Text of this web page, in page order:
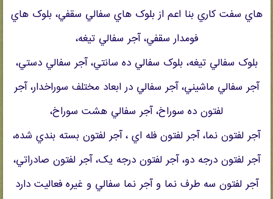
هاي سفت کاري بنا اعم از بلوک هاي سفالي سقفي، بلوک هاي
فومدار سقفي، آجر سفالي تيغه،
بلوک سفالي تيغه، بلوک سفالي ده سانتي، آجر سفالي دستي،
آجر سفالي ماشيني، آجر سفالي در ابعاد مختلف سوراخدار، آجر
لفتون ده سوراخ، آجر سفالي هشت سوراخ،
آجر لفتون نما، آجر لفتون فله اي ، آجر لفتون بسته بندي شده،
آجر لفتون درجه دو، آجر لفتون درجه يک، آجر لفتون صادراتي،
آجر لفتون سه طرف نما و آجر نما سفالي و غيره فعاليت دارد